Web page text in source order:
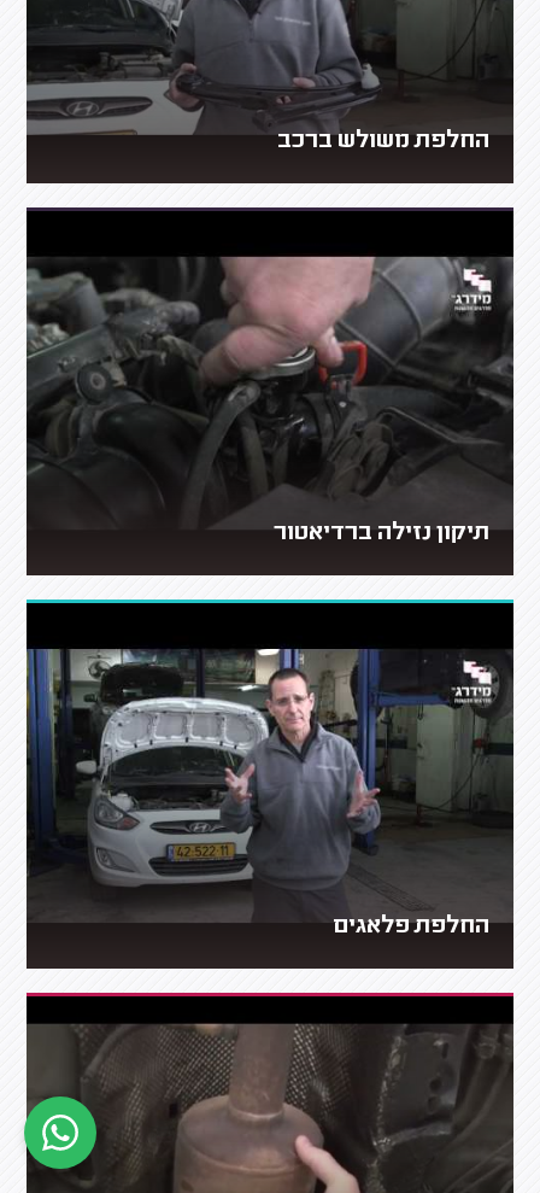
החלפת משולש ברכב
תיקון נזילה ברדיאטור
החלפת פלאגים